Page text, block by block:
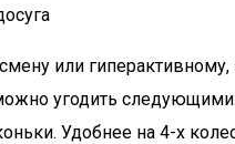
или гиперактивному,
угодить
Удобнее на 4-х